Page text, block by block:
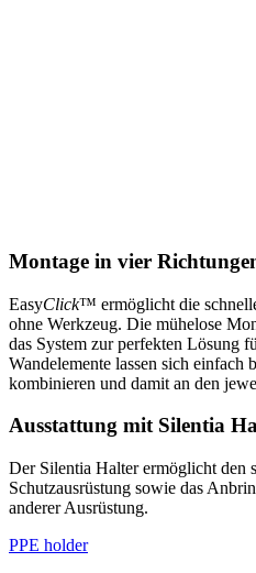
Montage in vier
EasyClick™ ermöglicht die
ohne Werkzeug. Die mühelose
das System zur perfekten Lösung
Wandelemente lassen sich einfach
kombinieren und damit an den
Ausstattung mit Silentia
Der Silentia Halter ermöglicht den
Schutzausrüstung sowie das
anderer Ausrüstung.
PPE holder